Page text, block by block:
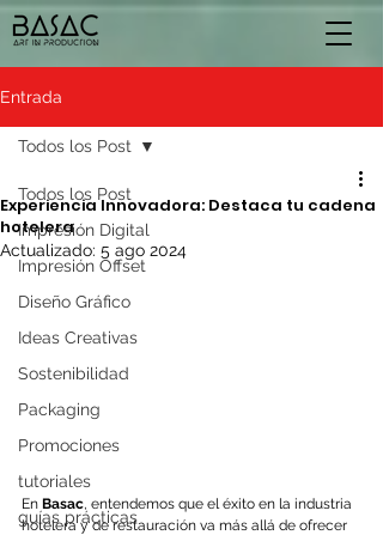
Entrada
Todos los Post
Impresión Digital
Impresión Offset
Diseño Gráfico
Ideas Creativas
Sostenibilidad
Packaging
Promociones
tutoriales
guías prácticas
Todos los Post
Experiencia Innovadora: Destaca tu cadena
hotelera
Actualizado: 5 ago 2024
En Basac, entendemos que el éxito en la industria
hotelera y de restauración va más allá de ofrecer